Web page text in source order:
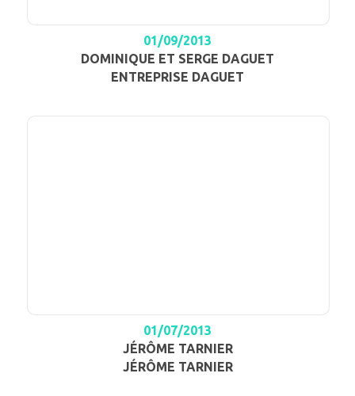
01/09/2013
DOMINIQUE ET SERGE DAGUET
ENTREPRISE DAGUET
01/07/2013
JÉRÔME TARNIER
JÉRÔME TARNIER